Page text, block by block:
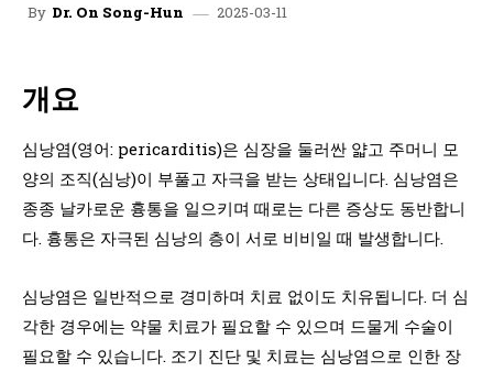
By Dr. On Song-Hun 2025-03-11
개요
심낭염(영어: pericarditis)은 심장을 둘러싼 얇고 주머니 모
양의 조직(심낭)이 부풀고 자극을 받는 상태입니다. 심낭염은
종종 날카로운 흉통을 일으키며 때로는 다른 증상도 동반합니
다. 흉통은 자극된 심낭의 층이 서로 비비일 때 발생합니다.
심낭염은 일반적으로 경미하며 치료 없이도 치유됩니다. 더 심
각한 경우에는 약물 치료가 필요할 수 있으며 드물게 수술이
필요할 수 있습니다. 조기 진단 및 치료는 심낭염으로 인한 장